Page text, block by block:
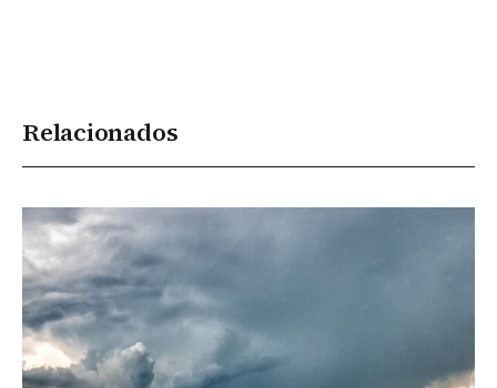
Relacionados